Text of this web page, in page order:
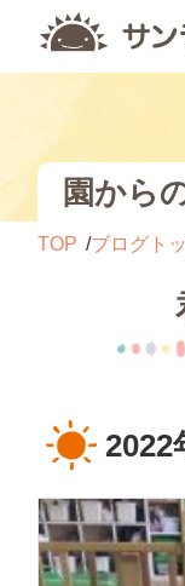
園から
TOP ブログト
2022